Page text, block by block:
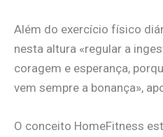
Além do exercício físico
nesta altura «regular a
coragem e esperança,
vem sempre a bonança»,
O conceito HomeFitness